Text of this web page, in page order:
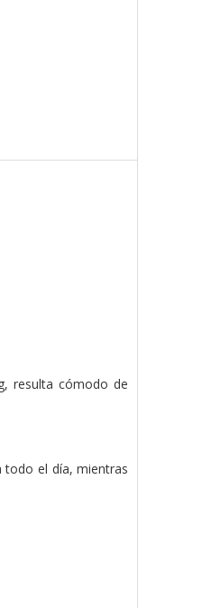
resulta cómodo de
todo el día, mientras